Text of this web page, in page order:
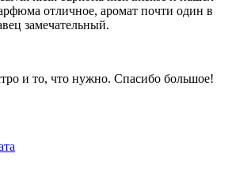
отличное, аромат почти один в
замечательный.
и то, что нужно. Спасибо большое!